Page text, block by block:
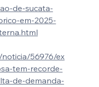
de-sucata-
em-2025-
56976/ex
tem-recorde-
de-demanda-